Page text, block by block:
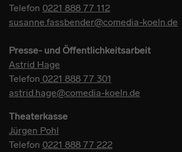
Telefon 0221 888 77 112
susanne.fassbender@comedia-koeln.de
Presse- und Öffentlichkeitsarbeit
Astrid Hage
Telefon 0221 888 77 301
astrid.hage@comedia-koeln.de
Theaterkasse
Jürgen Pohl
Telefon 0221 888 77 222